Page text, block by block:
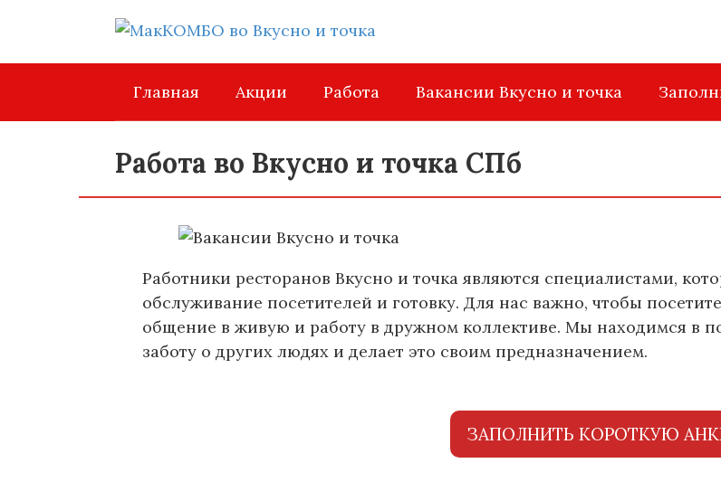
контенту
Главная
Акции Работа Вакансии Вкусно и точка
Работа во Вкусно и точка СПб
Работники ресторанов Вкусно и точка являются специалистами,
обслуживание посетителей и готовку. Для нас важно, чтобы
общение в живую и работу в дружном коллективе. Мы находимся в
заботу о других людях и делает это своим предназначением.
ЗАПОЛНИТЬ КОРОТКУЮ